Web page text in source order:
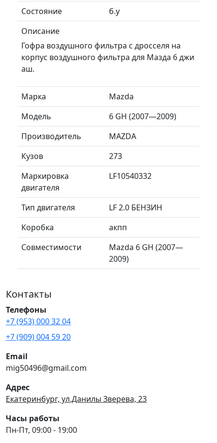
Состояние
б.у
Описание
Гофра воздушного фильтра с дросселя на
корпус воздушного фильтра для Мазда 6 джи
аш.
Марка
Mazda
Модель
6 GH (2007—2009)
Производитель
MAZDA
Кузов
273
Маркировка
двигателя
LF10540332
Тип двигателя
LF 2.0 БЕНЗИН
Коробка
акпп
Совместимости
Mazda 6 GH (2007—
2009)
Контакты
Телефоны
+7 (953) 000 32 04
+7 (909) 004 59 20
Email
mig50496@gmail.com
Адрес
Екатеринбург, ул.Данилы Зверева, 23
Часы работы
Пн-Пт, 09:00 - 19:00